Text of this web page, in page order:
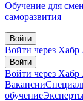
Обучение для
саморазвития
Войти
Войти через Хабр
Войти
Войти через Хабр
Вакансии
обучение